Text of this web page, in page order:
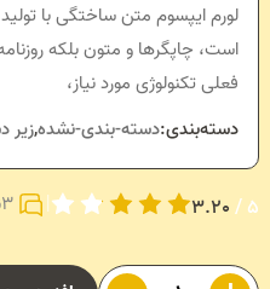
لورم ایپسوم متن ساختگی با
است، چاپگرها و متون بلکه
فعلی تکنولوژی مورد نیاز،
دسته‌بندی:دسته-بندی-نشده,زیر
5 /
3.20
| 3نظرات